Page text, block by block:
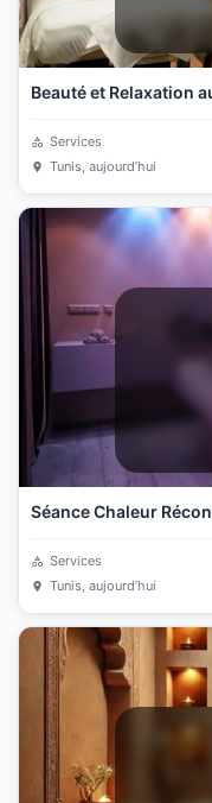
Services
Tunis, aujourd’hui
Services
Tunis, aujourd’hui